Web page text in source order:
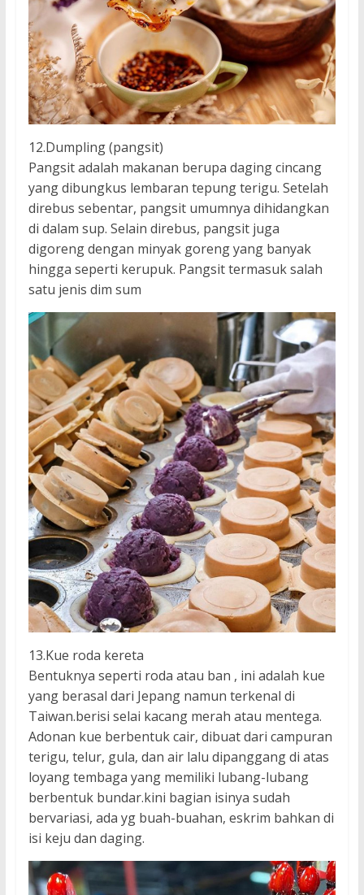
12.Dumpling (pangsit)
Pangsit adalah makanan berupa daging cincang
yang dibungkus lembaran tepung terigu. Setelah
direbus sebentar, pangsit umumnya dihidangkan
di dalam sup. Selain direbus, pangsit juga
digoreng dengan minyak goreng yang banyak
hingga seperti kerupuk. Pangsit termasuk salah
satu jenis dim sum
13.Kue roda kereta
Bentuknya seperti roda atau ban , ini adalah kue
yang berasal dari Jepang namun terkenal di
Taiwan.berisi selai kacang merah atau mentega.
Adonan kue berbentuk cair, dibuat dari campuran
terigu, telur, gula, dan air lalu dipanggang di atas
loyang tembaga yang memiliki lubang-lubang
berbentuk bundar.kini bagian isinya sudah
bervariasi, ada yg buah-buahan, eskrim bahkan di
isi keju dan daging.